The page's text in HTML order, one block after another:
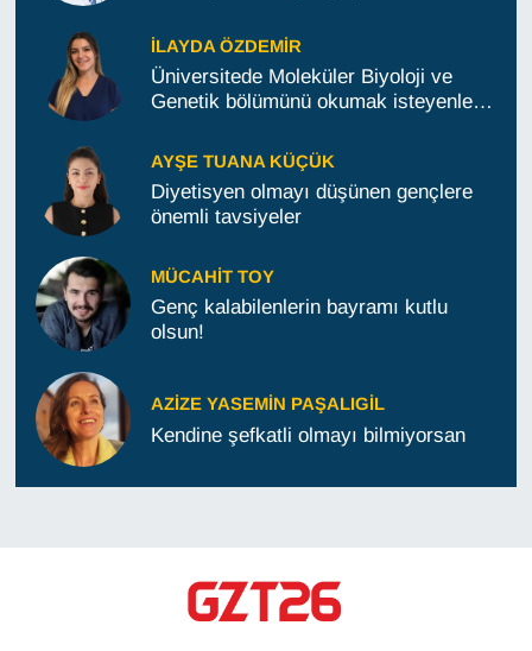
İLAYDA ÖZDEMIR
Üniversitede Moleküler Biyoloji ve
Genetik bölümünü okumak isteyenlere
AYŞE TUANA KÜÇÜK
Diyetisyen olmayı düşünen gençlere
önemli tavsiyeler
MÜCAHIT TOY
Genç kalabilenlerin bayramı kutlu
olsun!
AZIZE YASEMIN PAŞALIGIL
Kendine şefkatli olmayı bilmiyorsan